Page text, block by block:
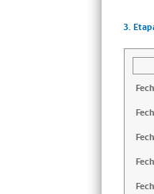
3.